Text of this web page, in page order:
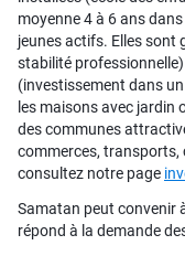
moyenne 4 à 6 ans
jeunes actifs. Elles sont
stabilité
(investissement dans
les maisons avec jardin
des communes
commerces, transports,
consultez notre page
Samatan peut convenir
répond à la demande